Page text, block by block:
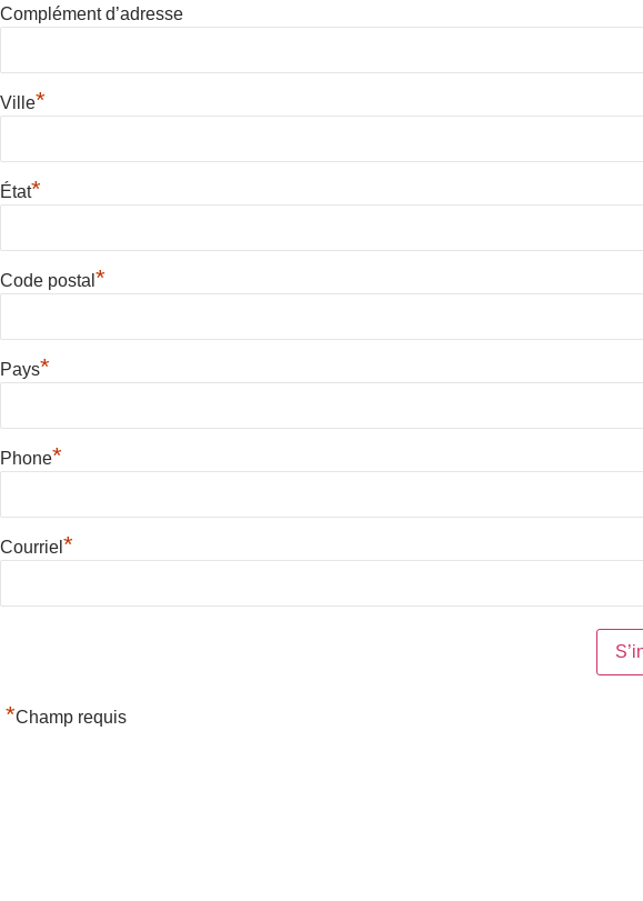
Complément d’adresse
Ville*
État*
Code postal *
Pays*
Phone*
Courriel *
*Champ requis